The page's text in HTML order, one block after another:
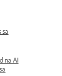
sa
na AI